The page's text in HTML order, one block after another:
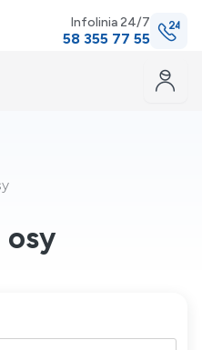
Infolinia 24/7
58 355 77 55
osy